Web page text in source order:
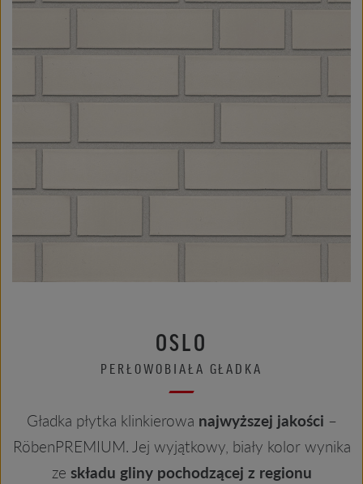
OSLO
PERŁOWOBIAŁA GŁADKA
Gładka płytka klinkierowa najwyższej jakości –
RöbenPREMIUM. Jej wyjątkowy, biały kolor wynika
ze składu gliny pochodzącej z regionu